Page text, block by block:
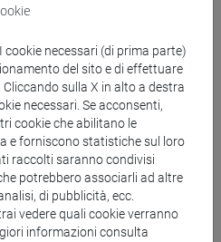
E SOCIETÀ DELL'ASIA
/vicino e medio oriente/
/eurasia
LINGUA TURCA 2 MOD.2B
necessari (di prima parte)
del sito e di effettuare
sulla X in alto a destra
necessari. Se acconsenti,
cookie che abilitano le
e forniscono statistiche sul loro
raccolti saranno condivisi
potrebbero associarli ad altre
di pubblicità, ecc.
vedere quali cookie verranno
informazioni consulta